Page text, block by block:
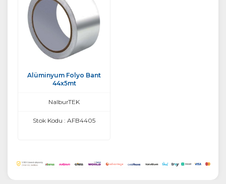
Alüminyum Folyo Bant
44x5mt
NalburTEK
Stok Kodu : AFB4405